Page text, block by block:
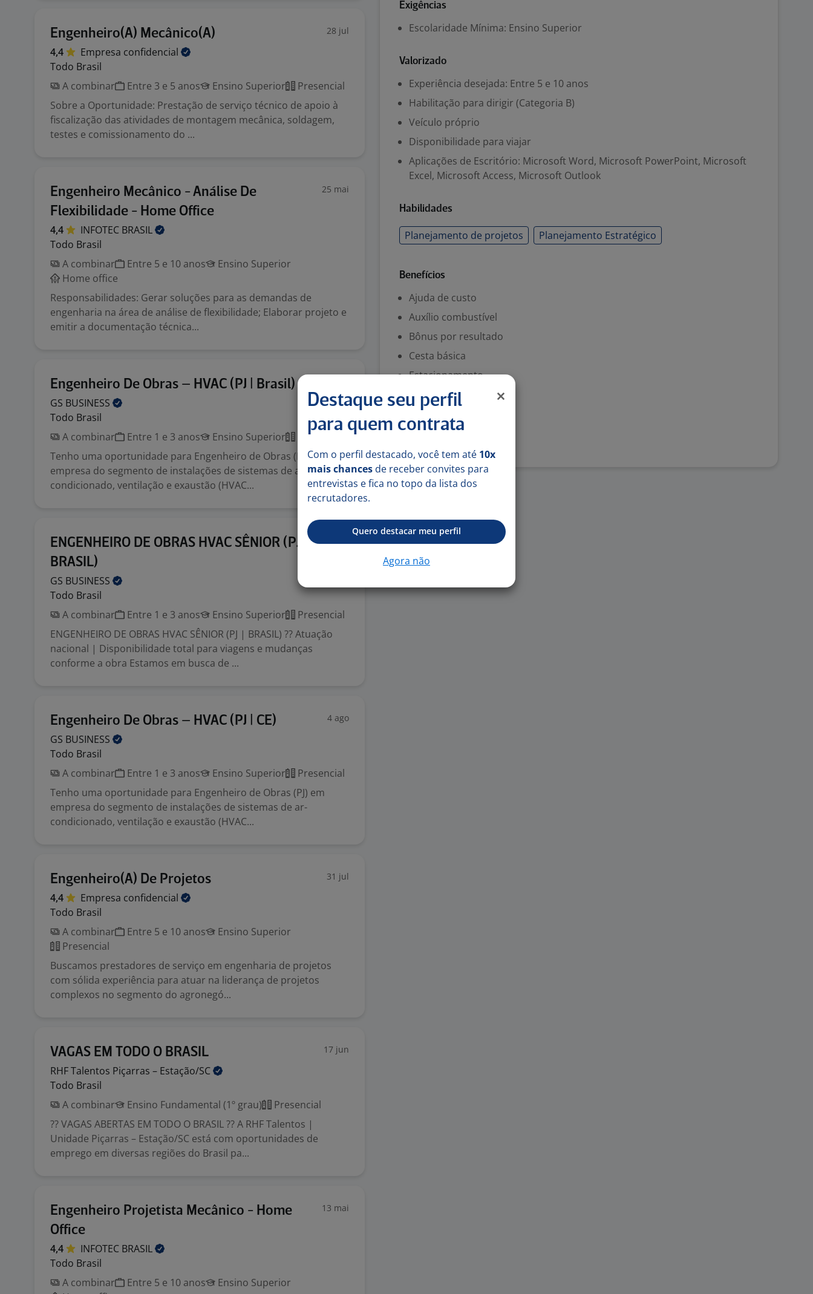
Engenheiro(A) Mecânico(A) 28 jul
4,4 Empresa confidencial
Todo Brasil
A combinar
Entre 3 e 5 anos Ensino Superior
Presencial
Sobre a Oportunidade: Prestação de serviço técnico de apoio à
fiscalização das atividades de montagem mecânica, soldagem,
testes e comissionamento do ...
Engenheiro Mecânico - Análise De
Flexibilidade - Home Office
25 mai
4,4 INFOTEC BRASIL
Todo Brasil
A combinar
Entre 5 e 10 anos
Ensino Superior
Home office
Responsabilidades: Gerar soluções para as demandas de
engenharia na área de análise de flexibilidade; Elaborar projeto e
emitir a documentação técnica...
Engenheiro De Obras – HVAC (PJ | Brasil)
GS BUSINESS
Todo Brasil
A combinar
Entre 1 e 3 anos Ensino Superior
Presencial
Tenho uma oportunidade para Engenheiro de Obras (PJ) em
empresa do segmento de instalações de sistemas de ar-
condicionado, ventilação e exaustão (HVAC...
ENGENHEIRO DE OBRAS HVAC SÊNIOR (PJ |
BRASIL)
GS BUSINESS
Todo Brasil
A combinar
Entre 1 e 3 anos Ensino Superior
Presencial
ENGENHEIRO DE OBRAS HVAC SÊNIOR (PJ | BRASIL) ?? Atuação
nacional | Disponibilidade total para viagens e mudanças
conforme a obra Estamos em busca de ...
Engenheiro De Obras – HVAC (PJ | CE) 4 ago
GS BUSINESS
Todo Brasil
A combinar
Entre 1 e 3 anos Ensino Superior
Presencial
Tenho uma oportunidade para Engenheiro de Obras (PJ) em
empresa do segmento de instalações de sistemas de ar-
condicionado, ventilação e exaustão (HVAC...
Engenheiro(A) De Projetos 31 jul
4,4 Empresa confidencial
Todo Brasil
A combinar
Entre 5 e 10 anos
Ensino Superior
Presencial
Buscamos prestadores de serviço em engenharia de projetos
com sólida experiência para atuar na liderança de projetos
complexos no segmento do agronegó...
VAGAS EM TODO O BRASIL 17 jun
RHF Talentos Piçarras – Estação/SC
Todo Brasil
A combinar
Ensino Fundamental (1º grau)
Presencial
?? VAGAS ABERTAS EM TODO O BRASIL ?? A RHF Talentos |
Unidade Piçarras – Estação/SC está com oportunidades de
emprego em diversas regiões do Brasil pa...
Engenheiro Projetista Mecânico - Home
Office
13 mai
4,4 INFOTEC BRASIL
Todo Brasil
A combinar
Entre 5 e 10 anos
Ensino Superior
Exigências
Escolaridade Mínima: Ensino Superior
Valorizado
Experiência desejada: Entre 5 e 10 anos
Habilitação para dirigir (Categoria B)
Veículo próprio
Disponibilidade para viajar
Aplicações de Escritório: Microsoft Word, Microsoft PowerPoint, Microsoft
Excel, Microsoft Access, Microsoft Outlook
Habilidades
Planejamento de projetos Planejamento Estratégico
Benefícios
Ajuda de custo
Auxílio combustível
Bônus por resultado
Cesta básica
Estacionamento
Seguro de Vida
Denunciar vaga
Destaque seu perfil
para quem contrata
Com o perfil destacado, você tem até 10x
mais chances de receber convites para
entrevistas e fica no topo da lista dos
recrutadores.
Quero destacar meu perfil
Agora não